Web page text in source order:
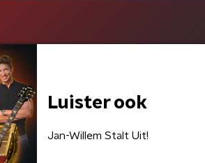
Luister ook
Jan-Willem Stalt Uit!